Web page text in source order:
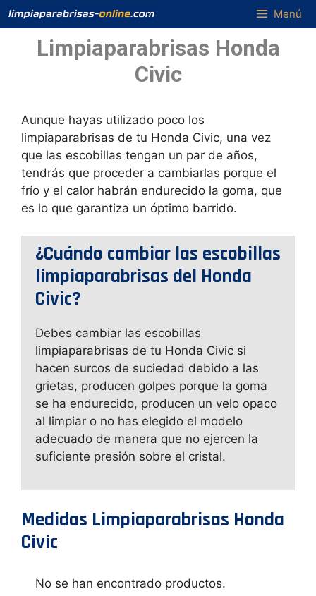
Saltar
al
contenido
Menú
Limpiaparabrisas Honda
Civic
Aunque hayas utilizado poco los
limpiaparabrisas de tu Honda Civic, una vez
que las escobillas tengan un par de años,
tendrás que proceder a cambiarlas porque el
frío y el calor habrán endurecido la goma, que
es lo que garantiza un óptimo barrido.
¿Cuándo cambiar las escobillas
limpiaparabrisas del Honda
Civic?
Debes cambiar las escobillas
limpiaparabrisas de tu Honda Civic si
hacen surcos de suciedad debido a las
grietas, producen golpes porque la goma
se ha endurecido, producen un velo opaco
al limpiar o no has elegido el modelo
adecuado de manera que no ejercen la
suficiente presión sobre el cristal.
Medidas Limpiaparabrisas Honda
Civic
No se han encontrado productos.